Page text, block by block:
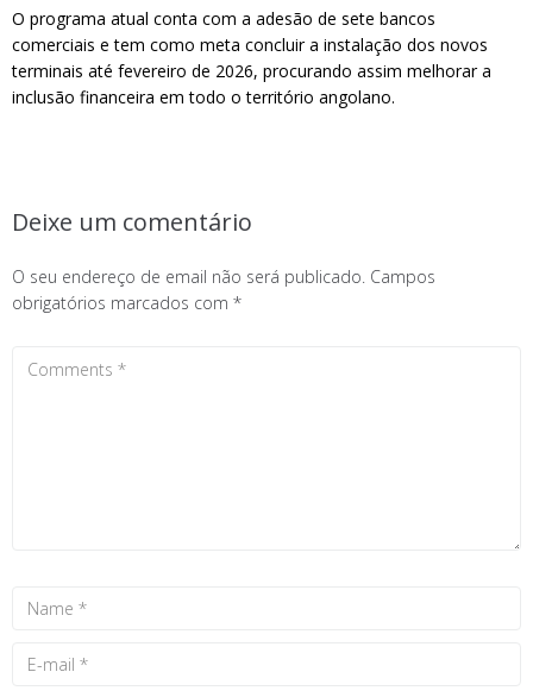
O programa atual conta com a adesão de sete bancos
comerciais e tem como meta concluir a instalação dos novos
terminais até fevereiro de 2026, procurando assim melhorar a
inclusão financeira em todo o território angolano.
Deixe um comentário
O seu endereço de email não será publicado. Campos
obrigatórios marcados com *